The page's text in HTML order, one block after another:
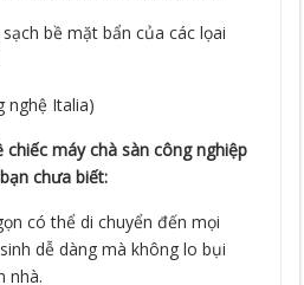
bề mặt bẩn của các lọai
nghệ Italia)
máy chà sàn công nghiệp
chưa biết:
có thể di chuyển đến mọi
dễ dàng mà không lo bụi
nhà.